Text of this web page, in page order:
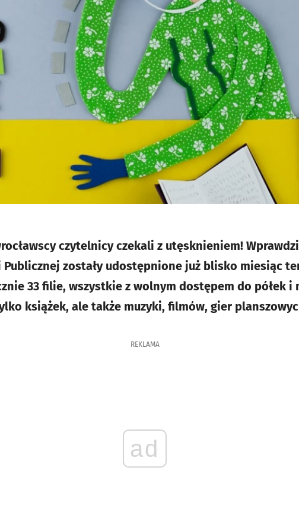
czytelnicy czekali z utęsknieniem!
zostały udostępnione już blisko miesiąc
33 filie, wszystkie z wolnym dostępem do półek i
książek, ale także muzyki, filmów, gier
REKLAMA
ad